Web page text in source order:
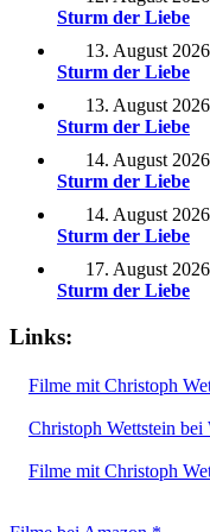
Sturm der Liebe
13. August 2026
Sturm der Liebe
13. August 2026
Sturm der Liebe
14. August 2026
Sturm der Liebe
14. August 2026
Sturm der Liebe
17. August 2026
Sturm der Liebe
Links:
Filme mit Christoph
Christoph Wettstein bei
Filme mit Christoph